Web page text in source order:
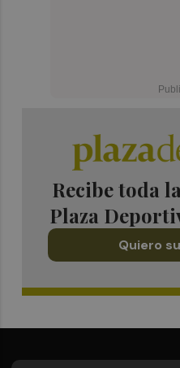
Recibe toda
Plaza
Quiero